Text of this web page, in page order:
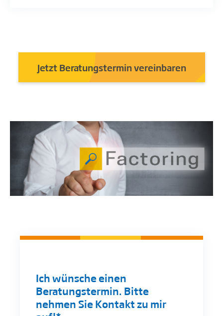
Jetzt Beratungstermin vereinbaren
Ich wünsche einen
Beratungstermin. Bitte
nehmen Sie Kontakt zu mir